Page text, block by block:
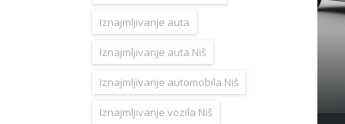
Iznajmljivanje auta
Iznajmljivanje auta Niš
Iznajmljivanje automobila Niš
Iznajmljivanje vozila Niš